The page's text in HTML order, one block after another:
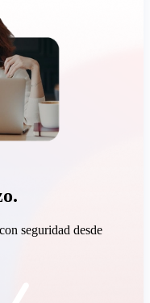
seguridad desde